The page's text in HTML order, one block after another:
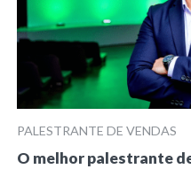
PALESTRANTE DE VENDAS
O melhor palestrante